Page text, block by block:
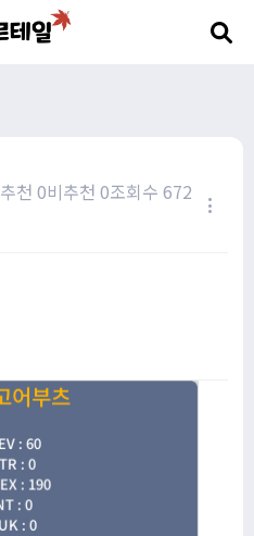
추천 0비추천 0조회수 672